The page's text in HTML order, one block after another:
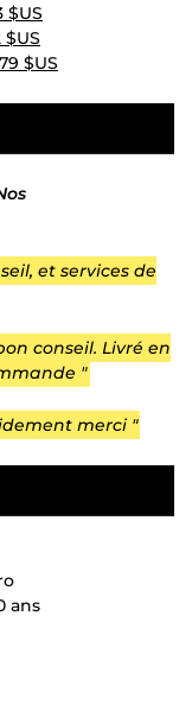
$US
$US
$US
et services de
conseil. Livré en
"
merci "
ans